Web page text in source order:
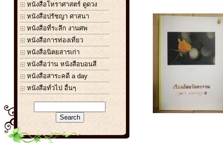
หนังสือโหราศาสตร์ ดูดวง
หนังสือปรัชญา ศาสนา
หนังสือที่ระลึก งานศพ
หนังสือการท่องเที่ยว
หนังสือนิตยสารเก่า
หนังสือว่าน หนังสือบอนสี
หนังสือสาระคดี a day
หนังสือทั่วไป อื่นๆ